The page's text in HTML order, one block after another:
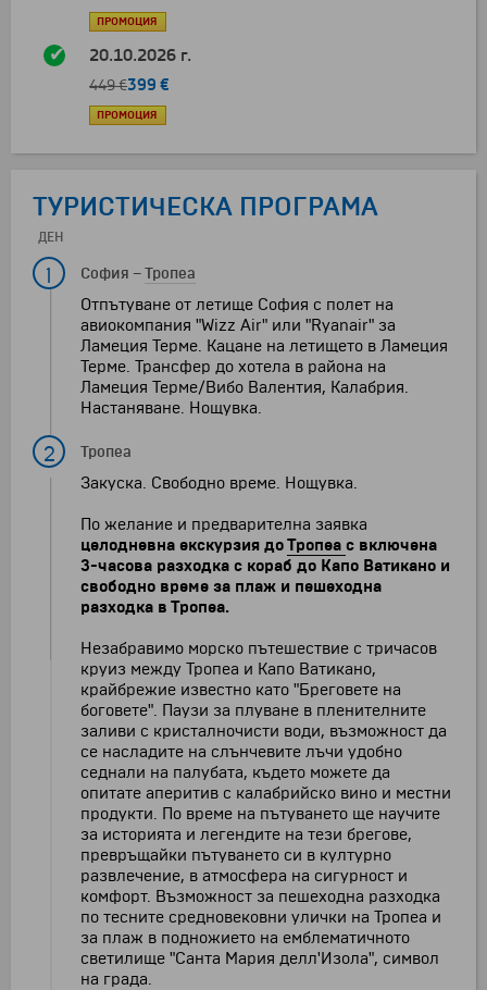
ПРОМОЦИЯ
20.10.2026 г.
449 €399 €
ПРОМОЦИЯ
ТУРИСТИЧЕСКА ПРОГРАМА
ДЕН
1 София –Тропеа
Отпътуване от летище София с полет на
авиокомпания "Wizz Air" или "Ryanair" за
Ламеция Терме. Кацане на летището в Ламеция
Терме. Трансфер до хотела в района на
Ламеция Терме/Вибо Валентия, Калабрия.
Настаняване. Нощувка.
2 Тропеа
Закуска. Свободно време. Нощувка.
По желание и предварителна заявка
целодневна екскурзия доТропеа с включена
3-часова разходка с кораб до Капо Ватикано и
свободно време за плаж и пешеходна
разходка в Тропеа.
Незабравимо морско пътешествие с тричасов
круиз между Тропеа и Капо Ватикано,
крайбрежие известно като "Бреговете на
боговете". Паузи за плуване в пленителните
заливи с кристалночисти води, възможност да
се насладите на слънчевите лъчи удобно
седнали на палубата, където можете да
опитате аперитив с калабрийско вино и местни
продукти. По време на пътуването ще научите
за историята и легендите на тези брегове,
превръщайки пътуването си в културно
развлечение, в атмосфера на сигурност и
комфорт. Възможност за пешеходна разходка
по тесните средновековни улички на Тропеа и
за плаж в подножието на емблематичното
светилище "Санта Мария делл'Изола", символ
на града.